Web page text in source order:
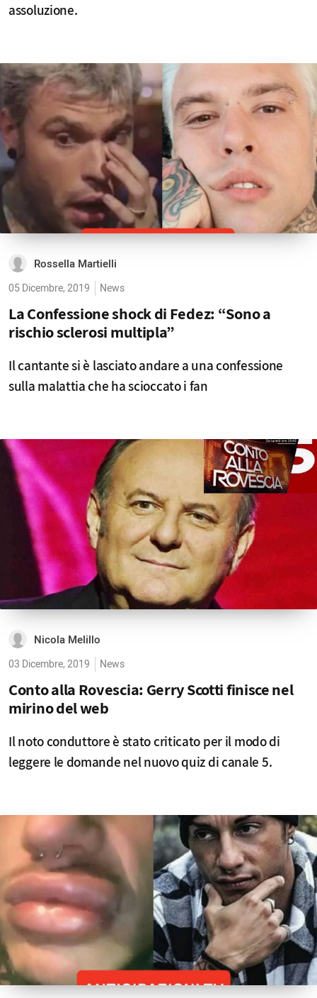
assoluzione.
Rossella Martielli
05 Dicembre, 2019 News
La Confessione shock di Fedez: “Sono a
rischio sclerosi multipla”
Il cantante si è lasciato andare a una confessione
sulla malattia che ha scioccato i fan
Nicola Melillo
03 Dicembre, 2019 News
Conto alla Rovescia: Gerry Scotti finisce nel
mirino del web
Il noto conduttore è stato criticato per il modo di
leggere le domande nel nuovo quiz di canale 5.